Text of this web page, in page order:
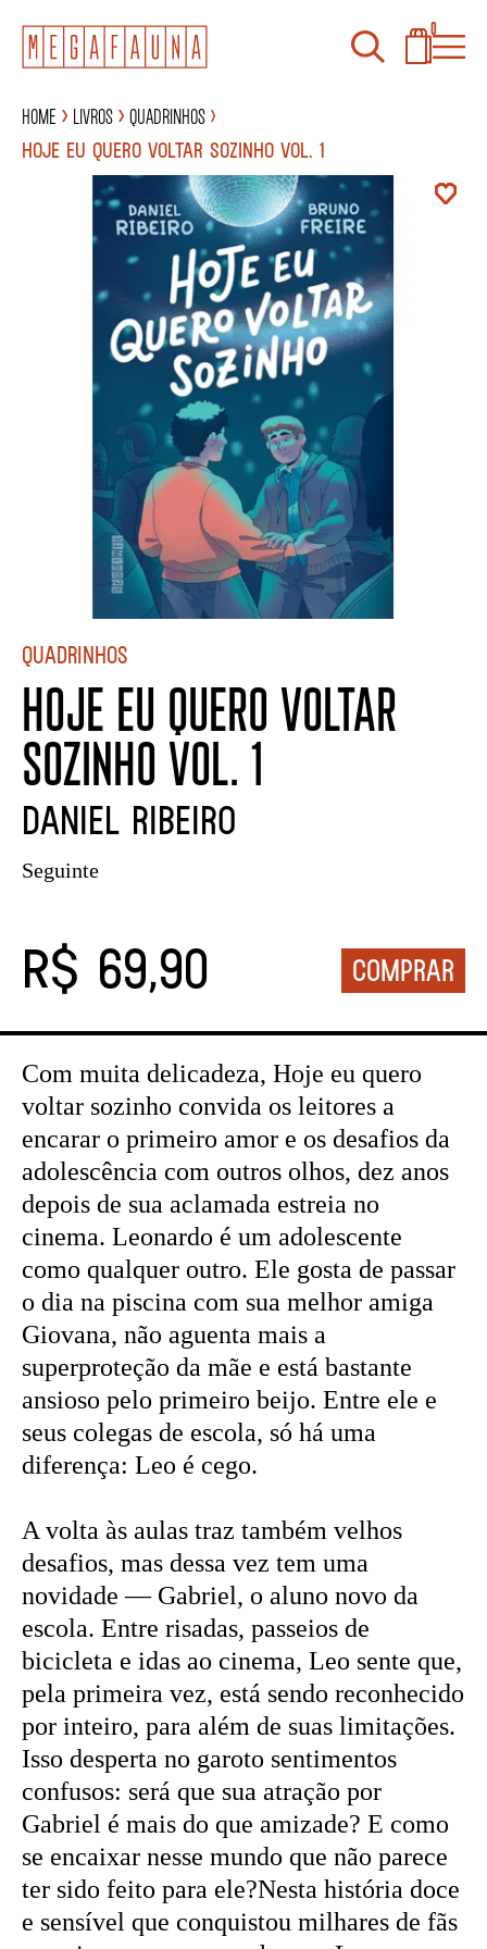
0
Home Livros
Quadrinhos
HOJE EU QUERO VOLTAR SOZINHO VOL. 1
Quadrinhos
HOJE EU QUERO VOLTAR
SOZINHO VOL. 1
DANIEL RIBEIRO
Seguinte
R$ 69,90
Com muita delicadeza, Hoje eu quero
voltar sozinho convida os leitores a
encarar o primeiro amor e os desafios da
adolescência com outros olhos, dez anos
depois de sua aclamada estreia no
cinema. Leonardo é um adolescente
como qualquer outro. Ele gosta de passar
o dia na piscina com sua melhor amiga
Giovana, não aguenta mais a
superproteção da mãe e está bastante
ansioso pelo primeiro beijo. Entre ele e
seus colegas de escola, só há uma
diferença: Leo é cego.
A volta às aulas traz também velhos
desafios, mas dessa vez tem uma
novidade — Gabriel, o aluno novo da
escola. Entre risadas, passeios de
bicicleta e idas ao cinema, Leo sente que,
pela primeira vez, está sendo reconhecido
por inteiro, para além de suas limitações.
Isso desperta no garoto sentimentos
confusos: será que sua atração por
Gabriel é mais do que amizade? E como
se encaixar nesse mundo que não parece
ter sido feito para ele?Nesta história doce
e sensível que conquistou milhares de fãs